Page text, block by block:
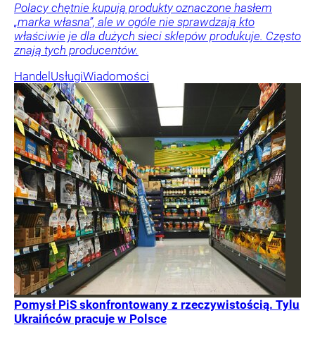
Polacy chętnie kupują produkty oznaczone hasłem
„marka własna”, ale w ogóle nie sprawdzają kto
właściwie je dla dużych sieci sklepów produkuje. Często
znają tych producentów.
Handel UsługiWiadomości
Pomysł PiS skonfrontowany z rzeczywistością. Tylu
Ukraińców pracuje w Polsce